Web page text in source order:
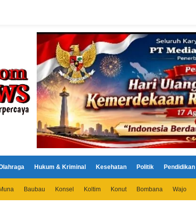
Hukum & Kriminal Kesehatan Politik Pendidikan
Baubau Konsel Koltim Konut Bombana Wajo